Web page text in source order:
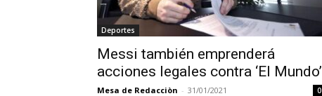
Deportes
Messi también emprenderá
acciones legales contra ‘El Mundo’
Mesa de Redacciòn - 31/01/2021 0